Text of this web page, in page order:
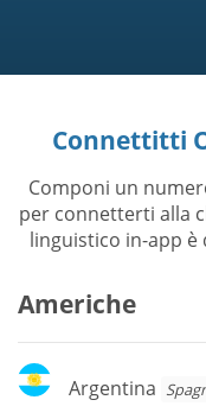
Connettitti
Componi un
per connetterti alla
linguistico in-app è
Americhe
Argentina
Argentina